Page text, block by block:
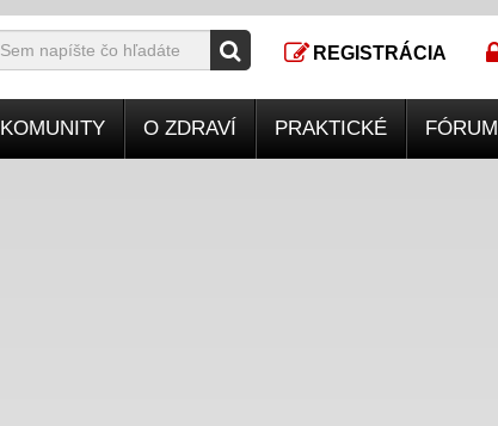
REGISTRÁCIA
KOMUNITY O ZDRAVÍ PRAKTICKÉ FÓRUM